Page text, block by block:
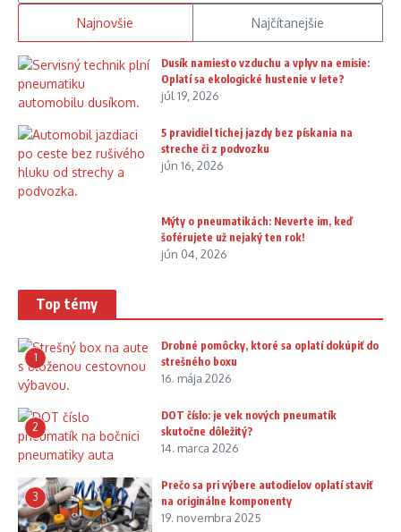
Najnovšie Najčítanejšie
Dusík namiesto vzduchu a vplyv na emisie:
Oplatí sa ekologické hustenie v lete?
júl 19, 2026
5 pravidiel tichej jazdy bez pískania na
streche či z podvozku
jún 16, 2026
Mýty o pneumatikách: Neverte im, keď
šoférujete už nejaký ten rok!
jún 04, 2026
Top témy
1
Drobné pomôcky, ktoré sa oplatí dokúpiť do
strešného boxu
16. mája 2026
2
DOT číslo: je vek nových pneumatík
skutočne dôležitý?
14. marca 2026
3
Prečo sa pri výbere autodielov oplatí staviť
na originálne komponenty
19. novembra 2025